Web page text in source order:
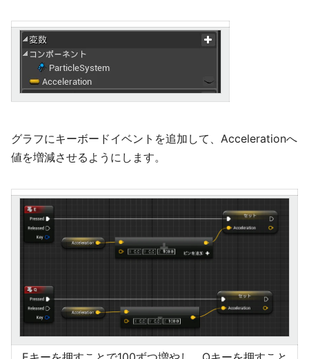
グラフにキーボードイベントを追加して、Accelerationへ
値を増減させるようにします。